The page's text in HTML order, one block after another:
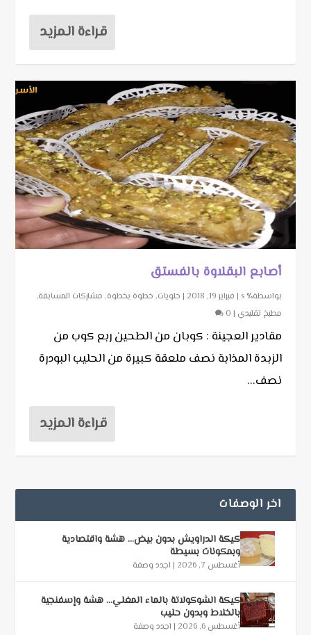
قراءة المزيد
أصابع البقلاوة بالفستق
بواسطة٪ s | فبراير 19, 2018 | حلويات, خطوة بخطوة, مشاركات المسابقة,
مطبخ تقليدي |
0
مقادير العجينة : كوبان من الطحين ربع كوب من
الزبدة المذابة نصف ملعقة كبيرة من الحليب البودرة
نصف...
قراءة المزيد
اخر الوصفات
كيكة الدراويش بدون بيض… هشة واقتصادية
وبمكونات بسيطة
أغسطس 7, 2026 | اجدد وصفة
كيكة الشوكولاتة بالماء المغلي… هشة وإسفنجية
بالخلاط وبدون حليب
أغسطس 6, 2026 | اجدد وصفة